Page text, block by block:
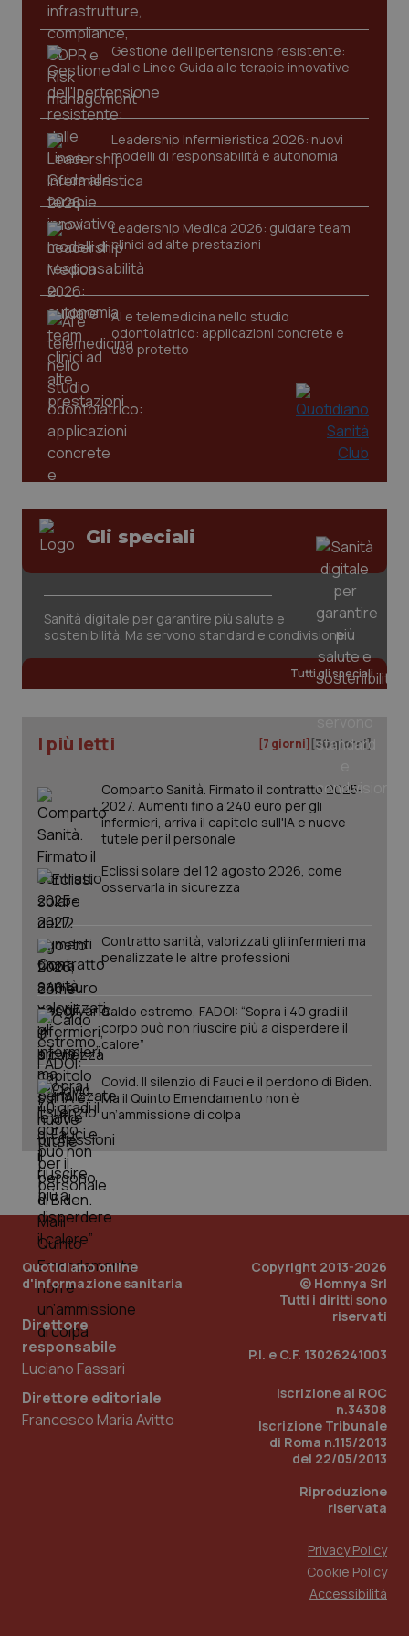
Gestione dell'Ipertensione resistente:
dalle Linee Guida alle terapie innovative
Leadership Infermieristica 2026: nuovi
modelli di responsabilità e autonomia
Leadership Medica 2026: guidare team
clinici ad alte prestazioni
AI e telemedicina nello studio
odontoiatrico: applicazioni concrete e
uso protetto
Gli speciali
Sanità digitale per garantire più salute e
sostenibilità. Ma servono standard e condivisione
Tutti gli speciali
I più letti [7 giorni] [30 giorni]
Comparto Sanità. Firmato il contratto 2025-
2027. Aumenti fino a 240 euro per gli
infermieri, arriva il capitolo sull'IA e nuove
tutele per il personale
Eclissi solare del 12 agosto 2026, come
osservarla in sicurezza
Contratto sanità, valorizzati gli infermieri ma
penalizzate le altre professioni
Caldo estremo, FADOI: “Sopra i 40 gradi il
corpo può non riuscire più a disperdere il
calore”
Covid. Il silenzio di Fauci e il perdono di Biden.
Ma il Quinto Emendamento non è
un’ammissione di colpa
Quotidiano online
d'informazione sanitaria
Direttore
responsabile
Luciano Fassari
Direttore editoriale
Francesco Maria Avitto
Copyright 2013-2026
© Homnya Srl
Tutti i diritti sono
riservati
P.I. e C.F. 13026241003
Iscrizione al ROC
n.34308
Iscrizione Tribunale
di Roma n.115/2013
del 22/05/2013
Riproduzione
riservata
Privacy Policy
Cookie Policy
Accessibilità
funzionare correttamente senza questi cookie.
Nome
VISITOR_PRIVACY_METADATA
YouTube
CookieScriptConsent
tracking-sites-ironfish-
www.quotidianosanita.it
_ga
Google LLC
.quotidianosanita.it
PHPSESSID
PHP.net
www.quotidianosanita.it
.quotidianosanita.it
1